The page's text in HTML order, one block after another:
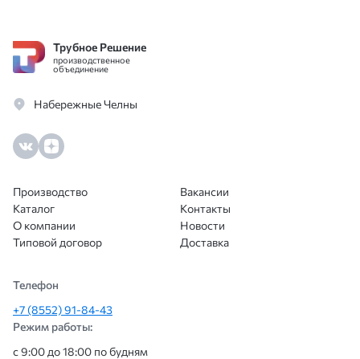
Трубное Решение
производственное
объединение
Набережные Челны
Производство
Каталог
О компании
Типовой договор
Вакансии
Контакты
Новости
Доставка
Телефон
+7 (8552) 91-84-43
Режим работы:
с 9:00 до 18:00 по будням